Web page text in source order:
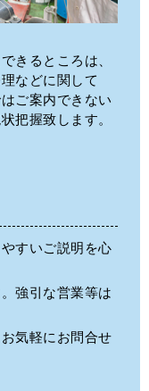
るところは、
などに関して
ご案内できない
把握致します。
すいご説明を心
強引な営業等は
気軽にお問合せ